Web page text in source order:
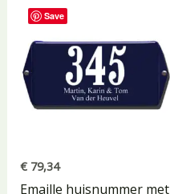
Save
€79,34
Emaille huisnummer met